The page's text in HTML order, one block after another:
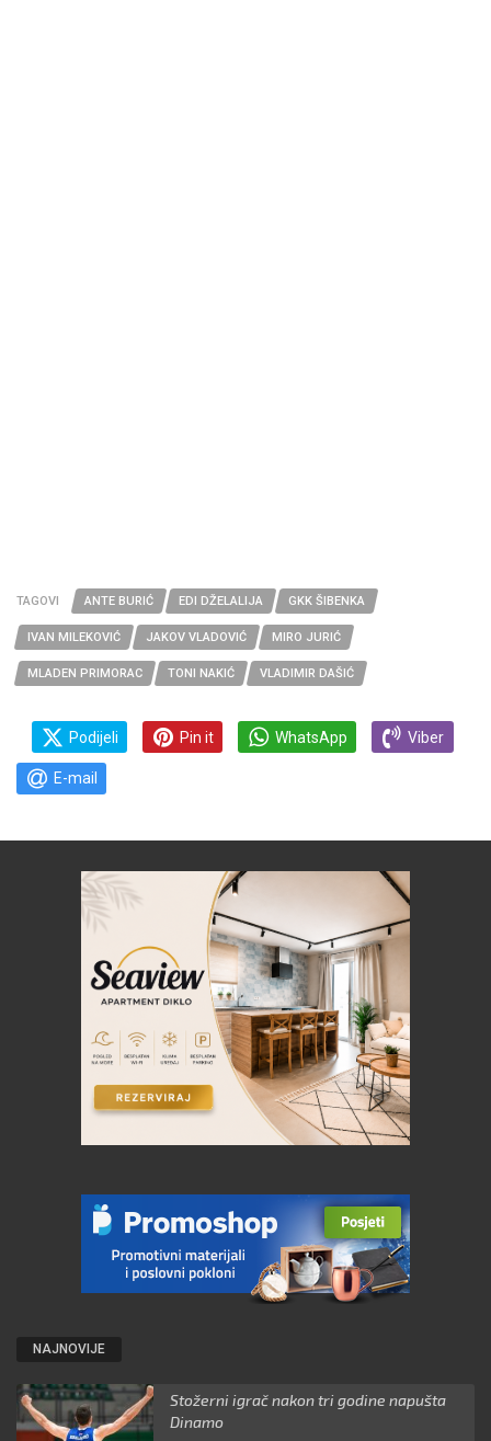
TAGOVI ANTE BURIĆ EDI DŽELALIJA GKK ŠIBENKA
IVAN MILEKOVIĆ JAKOV VLADOVIĆ MIRO JURIĆ
MLADEN PRIMORAC TONI NAKIĆ VLADIMIR DAŠIĆ
Podijeli Pin it WhatsApp Viber
E-mail
NAJNOVIJE
Stožerni igrač nakon tri godine napušta
Dinamo